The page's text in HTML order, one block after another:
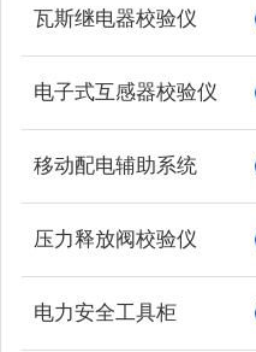
瓦斯继电器校验仪
电子式互感器校验仪
移动配电辅助系统
压力释放阀校验仪
电力安全工具柜